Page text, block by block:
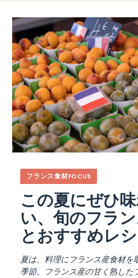
フランス食材FOCUS
この夏にぜひ
い、旬のフラ
とおすすめレ
夏は、料理にフランス産食材を
季節。フランス産の甘く熟した